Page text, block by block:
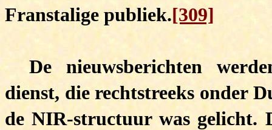
Franstalige publiek.[309]
De nieuwsberichten
dienst, die rechtstreeks onder
de NIR-structuur was gelicht.